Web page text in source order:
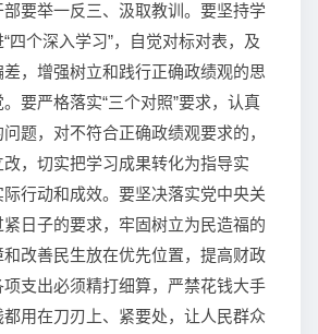
要举一反三、汲取教训。要坚持学
四个深入学习”，自觉对标对表，及
，增强树立和践行正确政绩观的思
要严格落实“三个对照”要求，认真
题，对不符合正确政绩观要求的，
，切实把学习成果转化为指导实
行动和成效。要坚决落实党中央关
日子的要求，牢固树立为民造福的
改善民生放在优先位置，提高财政
支出必须精打细算，严禁花钱大手
用在刀刃上、紧要处，让人民群众